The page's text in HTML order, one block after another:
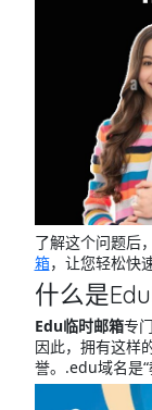
了解这个问题后
箱，让您轻松快
什么是
Edu临时邮箱专
因此，拥有这样
誉。.edu域名是“